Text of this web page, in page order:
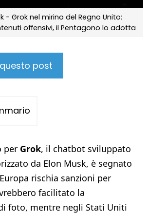
- Grok nel mirino del Regno Unito:
offensivi, il Pentagono lo adotta
post
per Grok, il chatbot sviluppato
da Elon Musk, è segnato
rischia sanzioni per
facilitato la
foto, mentre negli Stati Uniti